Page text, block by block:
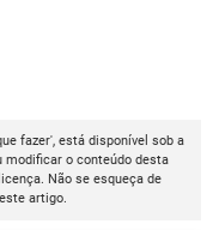
fazer', está disponível sob a
modificar o conteúdo desta
Não se esqueça de
artigo.